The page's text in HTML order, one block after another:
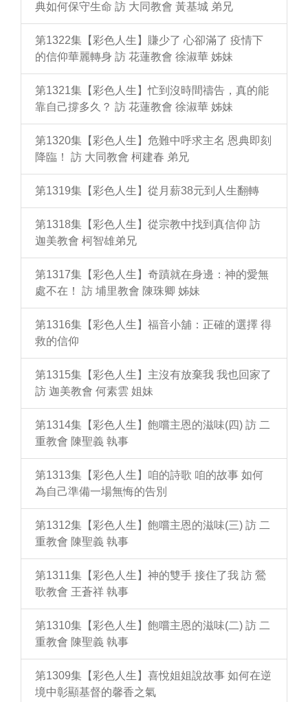
典如何保守生命 訪 大同教會 黃基城 弟兄
第1322集【彩色人生】賺少了 心卻滿了 疫情下
的信仰華麗轉身 訪 花蓮教會 徐淑華 姊妹
第1321集【彩色人生】忙到沒時間禱告，真的能
靠自己撐多久？ 訪 花蓮教會 徐淑華 姊妹
第1320集【彩色人生】危難中呼求主名 恩典即刻
降臨！ 訪 大同教會 柯建春 弟兄
第1319集【彩色人生】從月薪38元到人生翻轉
第1318集【彩色人生】從宗教中找到真信仰 訪
迦美教會 柯智雄弟兄
第1317集【彩色人生】奇蹟就在身邊：神的愛無
處不在！ 訪 埔里教會 陳珠卿 姊妹
第1316集【彩色人生】福音小舖：正確的選擇 得
救的信仰
第1315集【彩色人生】主沒有放棄我 我也回家了
訪 迦美教會 何素雲 姐妹
第1314集【彩色人生】飽嚐主恩的滋味(四) 訪 二
重教會 陳聖義 執事
第1313集【彩色人生】咱的詩歌 咱的故事 如何
為自己準備一場無悔的告別
第1312集【彩色人生】飽嚐主恩的滋味(三) 訪 二
重教會 陳聖義 執事
第1311集【彩色人生】神的雙手 接住了我 訪 鶯
歌教會 王蒼祥 執事
第1310集【彩色人生】飽嚐主恩的滋味(二) 訪 二
重教會 陳聖義 執事
第1309集【彩色人生】喜悅姐姐說故事 如何在逆
境中彰顯基督的馨香之氣